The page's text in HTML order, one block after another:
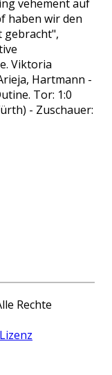
vehement auf
haben wir den
gebracht",
Viktoria
Hartmann -
Tor: 1:0
- Zuschauer:
Rechte